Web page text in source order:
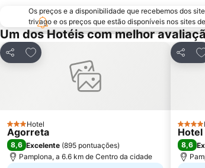
Os preços e a disponibilidade que recebemos dos
trivago e os preços que estão disponíveis nos sites
Um dos Hotéis com melhor
Partilhar
Adicionar aos favoritos
3 Estrelas
Hotel
Agorreta
8,6 Excelente (895 pontuações)
Pamplona, a 6.6 km de Centro da cidade
4
Hotel
8,6